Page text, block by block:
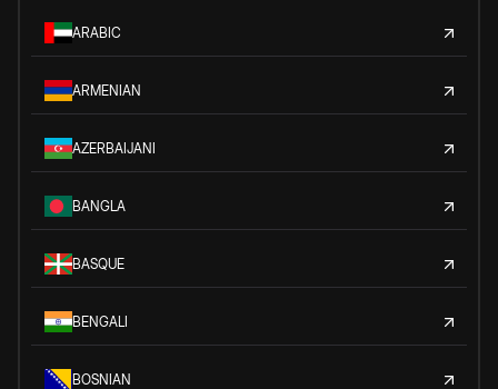
ARABIC
ARMENIAN
AZERBAIJANI
BANGLA
BASQUE
BENGALI
BOSNIAN